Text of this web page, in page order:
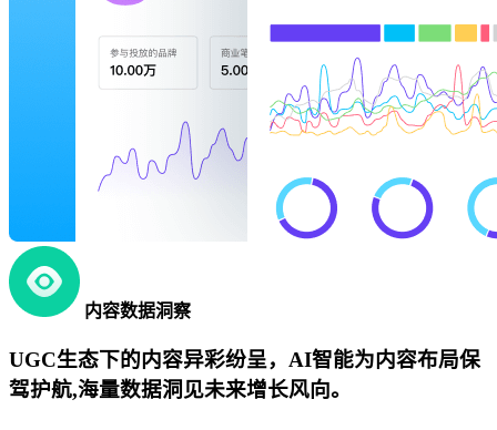
内容数据洞察
UGC生态下的内容异彩纷呈，AI智能为内容布局保
驾护航,海量数据洞见未来增长风向。